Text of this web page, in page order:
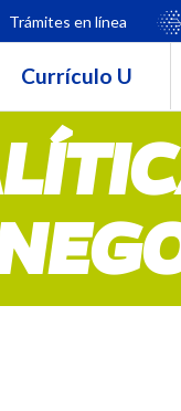
Trámites en línea
Currículo U